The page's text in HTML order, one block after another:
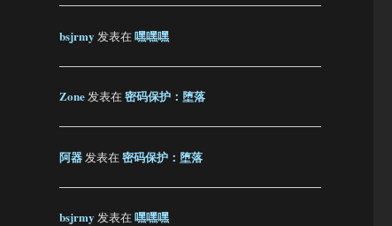
bsjrmy 发表在嘿嘿嘿
Zone发表在密码保护：堕落
阿器发表在密码保护：堕落
bsjrmy 发表在嘿嘿嘿